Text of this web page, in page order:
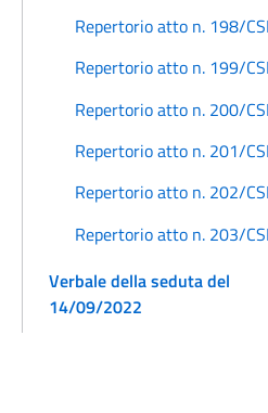
Repertorio atto n. 198/
Repertorio atto n. 199/
Repertorio atto n. 200/
Repertorio atto n. 201/
Repertorio atto n. 202/
Repertorio atto n. 203/
Verbale della seduta del
14/09/2022